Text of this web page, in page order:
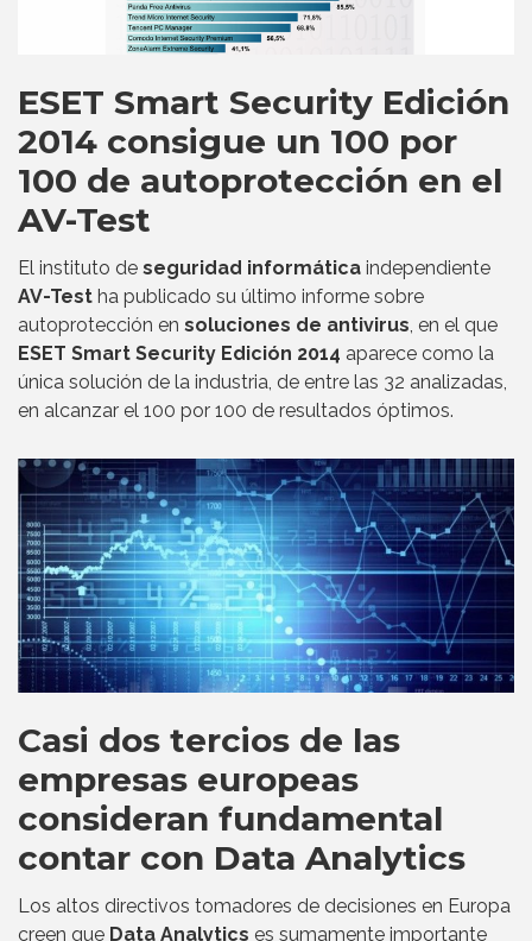
ESET Smart Security Edición
2014 consigue un 100 por
100 de autoprotección en el
AV-Test
El instituto de seguridad informática independiente
AV-Test ha publicado su último informe sobre
autoprotección en soluciones de antivirus , en el que
ESET Smart Security Edición 2014 aparece como la
única solución de la industria, de entre las 32 analizadas,
en alcanzar el 100 por 100 de resultados óptimos.
Casi dos tercios de las
empresas europeas
consideran fundamental
contar con Data Analytics
Los altos directivos tomadores de decisiones en Europa
creen que Data Analytics es sumamente importante